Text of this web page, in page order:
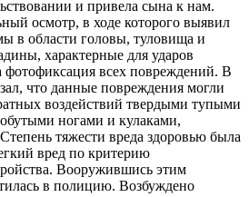
и привела сына к нам.
осмотр, в ходе которого выявил
в области головы, туловища и
характерные для ударов
фотофиксация всех повреждений. В
что данные повреждения могли
воздействий твердыми тупыми
ногами и кулаками,
тяжести вреда здоровью была
вред по критерию
Вооружившись этим
в полицию. Возбуждено